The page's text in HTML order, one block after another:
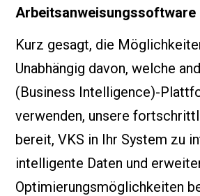
Arbeitsanweisungssoftware
Kurz gesagt, die
Unabhängig davon, welche
(Business Intelligence)-
verwenden, unsere
bereit, VKS in Ihr System zu
intelligente Daten und
Optimierungsmöglichkeiten